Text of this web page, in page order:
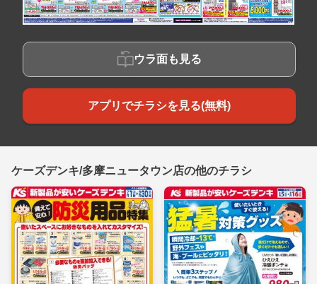
ウラ面も見る
アプリでチラシを見る(無料)
ケーズデンキ/多摩ニュータウン店の他のチラシ